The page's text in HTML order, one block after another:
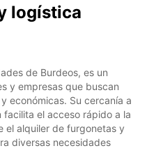
logística
de Burdeos, es un
y empresas que buscan
económicas. Su cercanía a
el acceso rápido a la
el alquiler de furgonetas y
diversas necesidades